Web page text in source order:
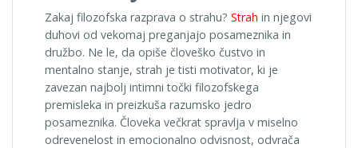
Zakaj filozofska razprava o strahu? Strah in njegovi
duhovi od vekomaj preganjajo posameznika in
družbo. Ne le, da opiše človeško čustvo in
mentalno stanje, strah je tisti motivator, ki je
zavezan najbolj intimni točki filozofskega
premisleka in preizkuša razumsko jedro
posameznika. Človeka večkrat spravlja v miselno
odrevenelost in emocionalno odvisnost, odvrača